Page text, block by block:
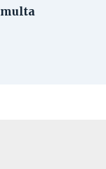
multa